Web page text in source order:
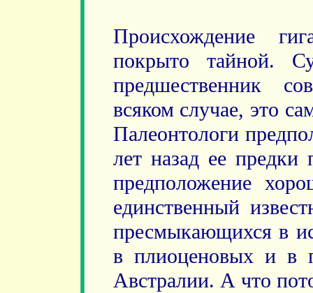
Происхождение
покрыто тайной.
предшественник
всяком случае, это
Палеонтологи
лет назад ее
предположение
единственный
пресмыкающихся в
в плиоценовых и в
Австралии. А что